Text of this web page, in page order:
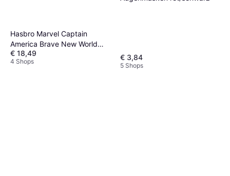
Hasbro Marvel Captain
America Brave New World
Marvel Capt
€ 18,49
4 Shops € 3,84
5 Shops